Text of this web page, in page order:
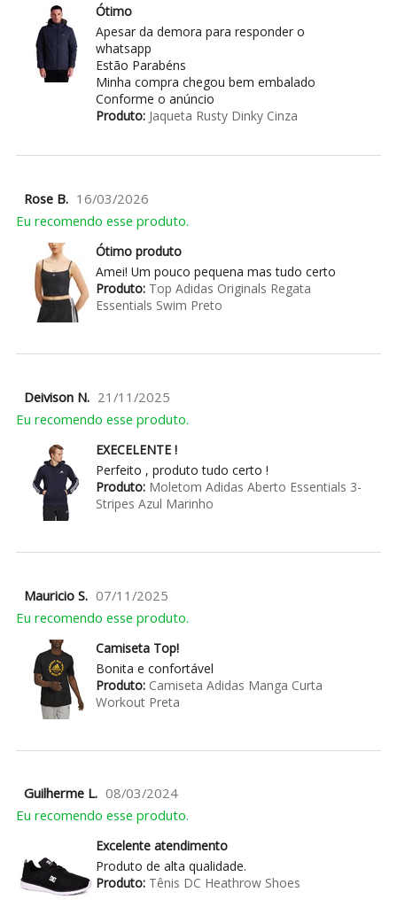
Ótimo
Apesar da demora para responder o
whatsapp
Estão Parabéns
Minha compra chegou bem embalado
Conforme o anúncio
Produto:Jaqueta Rusty Dinky Cinza
Rose B. 16/03/2026
Eu recomendo esse produto.
Ótimo produto
Amei! Um pouco pequena mas tudo certo
Produto:Top Adidas Originals Regata
Essentials Swim Preto
Deivison N. 21/11/2025
Eu recomendo esse produto.
EXECELENTE !
Perfeito , produto tudo certo !
Produto:Moletom Adidas Aberto Essentials 3-
Stripes Azul Marinho
Mauricio S. 07/11/2025
Eu recomendo esse produto.
Camiseta Top!
Bonita e confortável
Produto:Camiseta Adidas Manga Curta
Workout Preta
Guilherme L. 08/03/2024
Eu recomendo esse produto.
Excelente atendimento
Produto de alta qualidade.
Produto:Tênis DC Heathrow Shoes